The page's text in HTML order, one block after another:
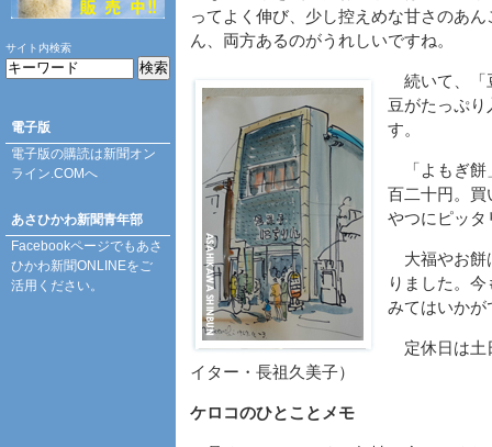
ってよく伸び、少し控えめな甘さのあ
ん、両方あるのがうれしいですね。
続いて、「
豆がたっぷ
す。
「よもぎ餅
百二十円。買
やつにピッタ
大福やお餅
りました。
みてはいかが
定休日は土
イター・長祖久美子）
ケロコのひとことメモ
サイト内検索
電子版
電子版の購読は新聞オン
ライン.COMへ
あさひかわ新聞青年部
Facebookページでもあさ
ひかわ新聞ONLINEをご
活用ください。